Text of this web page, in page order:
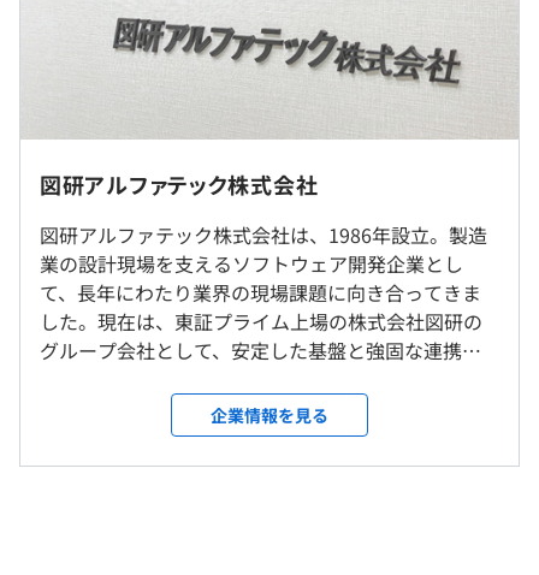
当社：電気業界だけではなく、建築業界等のさまざまなお
客様と関われる楽しさがあり、幅広い業界に貢献できてい
る実感や手応えを得られます。
建築業界に浸透しつつあるBIM（コンピューター上に現実
と同じ建物の立体モデルをつくれること）に対応している
当社：当社が進出しきれていない、建築業界（新しいこ
と）に挑戦できます。自分の成長が会社の成長にもつなが
るので、モチベーションも高まります。
35年以上の歴史があり、重電、重機、プラントメーカー
など、国内の大手企業をはじめ、幅広い顧客層に導入いた
だいています。
転勤はほんどなく、本人の希望を考慮して決定します。
就業場所の変更範囲
関西支社
＜変更範囲＞
会社の定める事業所
受動喫煙防止措置に関する事項
屋内禁煙（屋外に喫煙場所あり）
大阪メトロ 御堂筋線 西中島南方駅 徒歩２分
月給：256,960円
・固定残業代：30時間分、48,960円（超過分は別途支
給）
※固定残業代は平均所定労働時間により毎年変動。上記金
額は2025年度の金額。
は年収提示額を保証するものではありません）
前年度 男性1人 女性0人
2年度前 男性1人 女性0人
3年度前 男性0人 女性0人
研修の有無及び内容
入社研修、ビジネスパーソン研修、CAD研修、若手社員研
修、開発研修
メンター制度の有無
図研アルファテック株式会社
図研アルファテック株式会社は、1986年設立。製造
業の設計現場を支えるソフトウェア開発企業とし
て、長年にわたり業界の現場課題に向き合ってきま
した。現在は、東証プライム上場の株式会社図研の
グループ会社として、安定した基盤と強固な連携体
概要 当社では、製造業における設計・制御・生産の
現場に向けた業務効率化アプリケーションを自社開
発・提供しています。主力製品である設計支援ソフト
企業情報を見る